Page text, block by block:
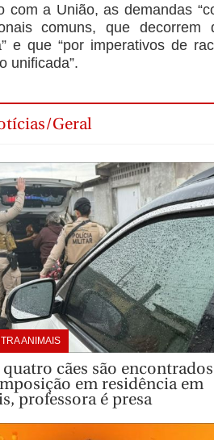
com a União, as demandas
comuns, que
e que “por imperativos de
unificada”.
Geral
ANIMAIS
cães são encontrados
em residência em
professora é presa